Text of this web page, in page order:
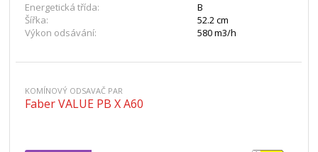
Energetická třída:
B
Šířka:
52.2 cm
Výkon odsávání:
580 m3/h
KOMÍNOVÝ ODSAVAČ PAR
Faber VALUE PB X A60